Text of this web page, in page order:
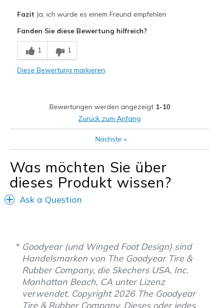
Geeignete Verwendung
Casual Wear
View On Shoes
I'm Really Into Shoes
Fazit Ja, ich würde es einem Freund empfehlen
Fanden Sie diese Bewertung hilfreich?
1 1
Diese Bewertung markieren
Bewertungen werden angezeigt 1-10
Zurück zum Anfang
Nächste »
Was möchten Sie über
dieses Produkt wissen?
Ask a Question
Goodyear (und Winged Foot Design) sind
Handelsmarken von The Goodyear Tire &
Rubber Company, die Skechers USA, Inc.
Manhattan Beach, CA unter Lizenz
verwendet. Copyright 2026 The Goodyear
Tire & Rubber Company. Dieses oder jedes